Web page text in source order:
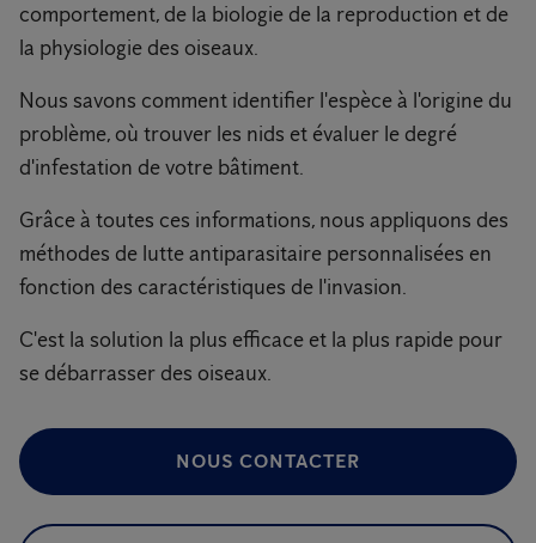
comportement, de la biologie de la reproduction et de
la physiologie des oiseaux.
Nous savons comment identifier l'espèce à l'origine du
problème, où trouver les nids et évaluer le degré
d'infestation de votre bâtiment.
Grâce à toutes ces informations, nous appliquons des
méthodes de lutte antiparasitaire personnalisées en
fonction des caractéristiques de l'invasion.
C'est la solution la plus efficace et la plus rapide pour
se débarrasser des oiseaux.
NOUS CONTACTER